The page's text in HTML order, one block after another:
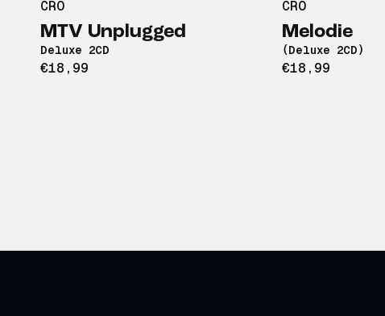
CRO
MTV Unplugged
Deluxe 2CD
€18,99
CRO
Melodie
(Deluxe 2CD)
€18,99